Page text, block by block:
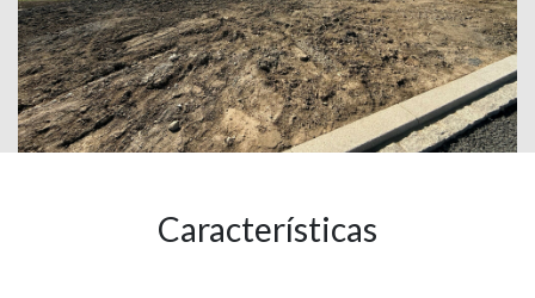
Características